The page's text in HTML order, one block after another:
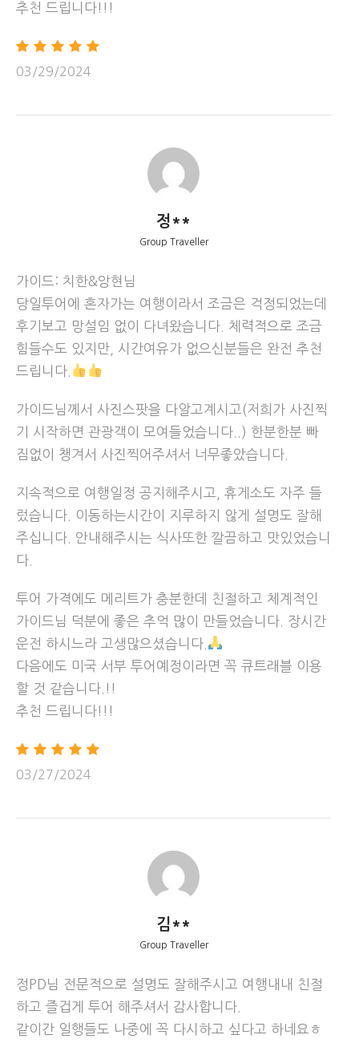
흐르는 물이 사암 지대를 수백만 년 동안 침식하여 만들어낸
빛의 향연, 미서부 최고의 포토존!
(앤텔롭캐년의 이름을 사용하는 몇개의 코스가 있으나 로우
핵심 포인트
• 1일 투어
• 식사 1회 제공 (조식)
립 & 스트립 기준 양쪽으로 두 블록)
별과 은하수 관람 – 라스베가스
파웰 호수 + 글랜 캐년 댐
앤텔로프(로우) 캐년
(자세한 사항은 아래 코스 소개를 참고해주세요!)
상품 설명
로프 캐년, 호스슈 밴드를 둘러보고
블랙 캐년 밤하늘의 쏟아지는 별들과 은하수를 관람하고 베
추천 드립니다!!!
03/29/2024
정**
Group Traveller
가이드: 치한&앙현님
당일투어에 혼자가는 여행이라서 조금은 걱정되었는데
후기보고 망설임 없이 다녀왔습니다. 체력적으로 조금
힘들수도 있지만, 시간여유가 없으신분들은 완전 추천
드립니다.
가이드님께서 사진스팟을 다알고계시고(저희가 사진찍
기 시작하면 관광객이 모여들었습니다..) 한분한분 빠
짐없이 챙겨서 사진찍어주셔서 너무좋았습니다.
지속적으로 여행일정 공지해주시고, 휴게소도 자주 들
렀습니다. 이동하는시간이 지루하지 않게 설명도 잘해
주십니다. 안내해주시는 식사또한 깔끔하고 맛있었습니
다.
투어 가격에도 메리트가 충분한데 친절하고 체계적인
가이드님 덕분에 좋은 추억 많이 만들었습니다. 장시간
운전 하시느라 고생많으셨습니다.
다음에도 미국 서부 투어예정이라면 꼭 큐트래블 이용
할 것 같습니다.!!
추천 드립니다!!!
03/27/2024
김**
Group Traveller
정PD님 전문적으로 설명도 잘해주시고 여행내내 친절
하고 즐겁게 투어 해주셔서 감사합니다.
같이간 일행들도 나중에 꼭 다시하고 싶다고 하네요ㅎ